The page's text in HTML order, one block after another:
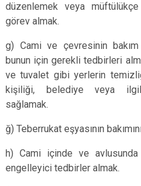
düzenlemek veya
görev almak.
g) Cami ve çevresinin
bunun için gerekli tedbirleri
ve tuvalet gibi yerlerin
kişiliği, belediye veya
sağlamak.
ğ) Teberrukat eşyasının
h) Cami içinde ve avlusunda
engelleyici tedbirler almak.